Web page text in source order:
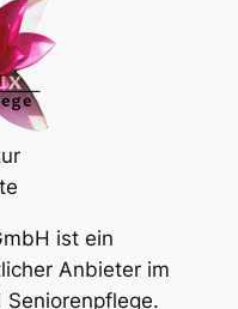
ist ein
Anbieter im